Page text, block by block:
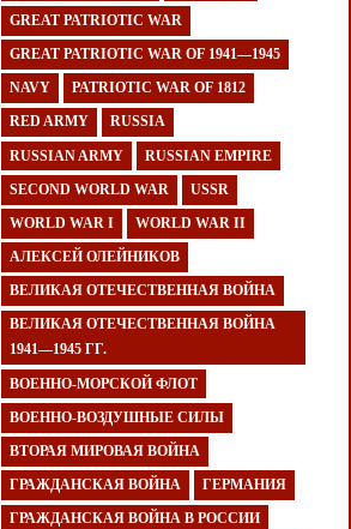
GREAT PATRIOTIC WAR
GREAT PATRIOTIC WAR OF 1941—1945
NAVY PATRIOTIC WAR OF 1812
RED ARMY RUSSIA
RUSSIAN ARMY RUSSIAN EMPIRE
SECOND WORLD WAR USSR
WORLD WAR I WORLD WAR II
АЛЕКСЕЙ ОЛЕЙНИКОВ
ВЕЛИКАЯ ОТЕЧЕСТВЕННАЯ ВОЙНА
ВЕЛИКАЯ ОТЕЧЕСТВЕННАЯ ВОЙНА
1941—1945 ГГ.
ВОЕННО-МОРСКОЙ ФЛОТ
ВОЕННО-ВОЗДУШНЫЕ СИЛЫ
ВТОРАЯ МИРОВАЯ ВОЙНА
ГРАЖДАНСКАЯ ВОЙНА ГЕРМАНИЯ
ГРАЖДАНСКАЯ ВОЙНА В РОССИИ